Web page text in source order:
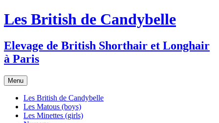
Les British de Candybelle
Elevage de British Shorthair et Longhair
à Paris
Menu Aller
au
contenu
Les British de Candybelle
Les Matous (boys)
Les Minettes (girls)